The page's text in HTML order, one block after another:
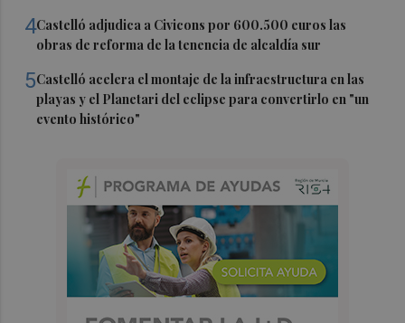
4Castelló adjudica a Civicons por 600.500 euros las
obras de reforma de la tenencia de alcaldía sur
5Castelló acelera el montaje de la infraestructura en las
playas y el Planetari del eclipse para convertirlo en "un
evento histórico"